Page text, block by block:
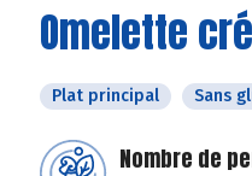
Omelette
Plat principal Sans
Nombre de